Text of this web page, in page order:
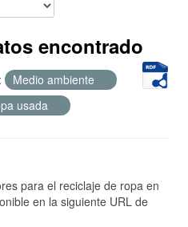
encontrado
Medio ambiente
usada
para el reciclaje de ropa en
en la siguiente URL de